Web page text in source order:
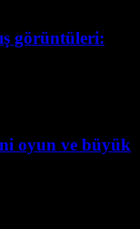
görüntüleri:
oyun ve büyük